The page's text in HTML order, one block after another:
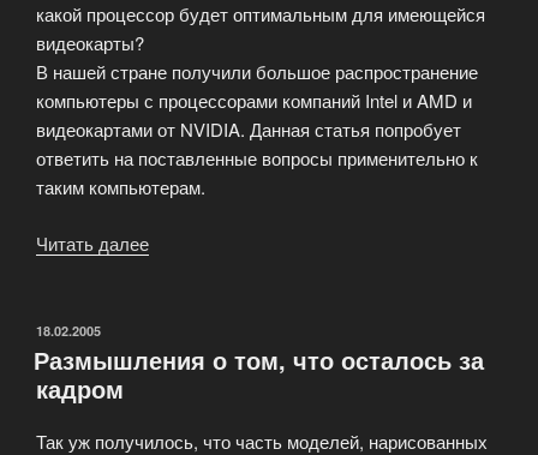
какой процессор будет оптимальным для имеющейся
видеокарты?
В нашей стране получили большое распространение
компьютеры с процессорами компаний Intel и AMD и
видеокартами от NVIDIA. Данная статья попробует
ответить на поставленные вопросы применительно к
таким компьютерам.
Читать далее
ОПУБЛИКОВАНО
18.02.2005
Размышления о том, что осталось за
кадром
Так уж получилось, что часть моделей, нарисованных